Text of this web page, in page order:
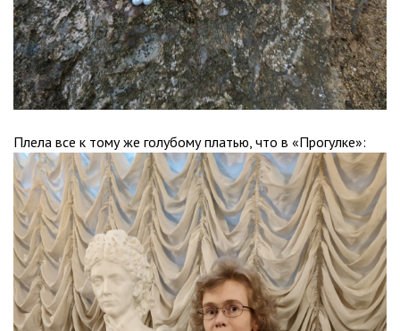
Плела все к тому же голубому платью, что в «Прогулке»: